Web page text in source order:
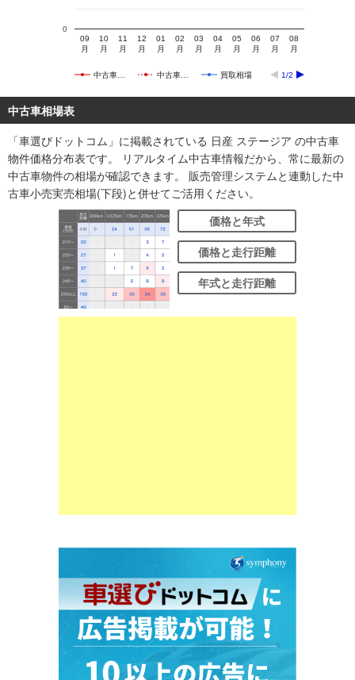
中古車… 中古車… 買取相場 1/2
09
月
10
月
11
月
12
月
01
月
02
月
03
月
04
月
05
月
06
月
07
月
08
月
0
中古車相場表
「車選びドットコム」に掲載されている 日産 ステージア の中古車
物件価格分布表です。 リアルタイム中古車情報だから、常に最新の
中古車物件の相場が確認できます。 販売管理システムと連動した中
古車小売実売相場(下段)と併せてご活用ください。
価格と年式
価格と走行距離
年式と走行距離